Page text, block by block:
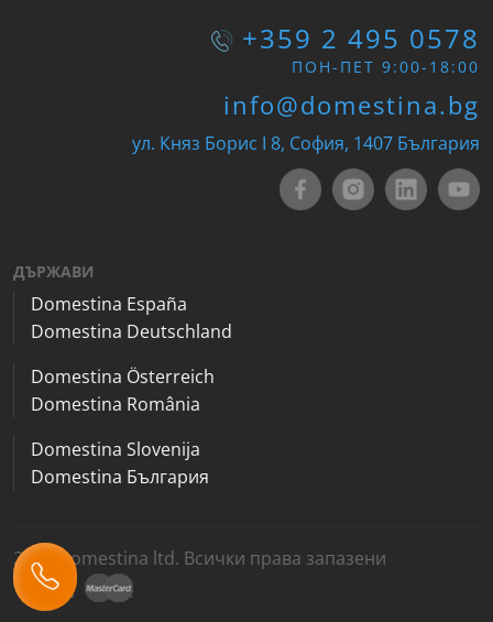
+359 2 495 0578
ПОН-ПЕТ 9:00-18:00
info@domestina.bg
ул. Княз Борис I 8, София, 1407 България
ДЪРЖАВИ
Domestina España
Domestina Deutschland
Domestina Österreich
Domestina România
Domestina Slovenija
Domestina България
2026 Domestina ltd. Всички права запазени